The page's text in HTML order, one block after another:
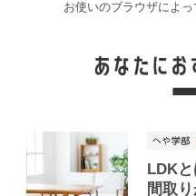
お使いのブラウザによ
LDK
間取